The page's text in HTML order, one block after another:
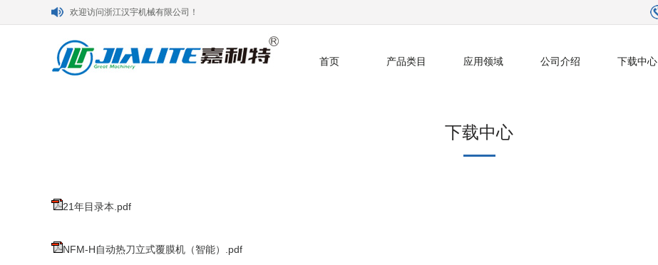
欢迎访问浙江汉宇机械有限公司！
首页 产品类目 应用领域 公司介绍 下载中心
下载中心
21年目录本.pdf
NFM-H自动热刀立式覆膜机（智能）.pdf